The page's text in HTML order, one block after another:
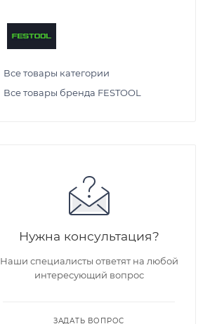
Все товары категории
Все товары бренда FESTOOL
Нужна консультация?
Наши специалисты ответят на любой
интересующий вопрос
ЗАДАТЬ ВОПРОС